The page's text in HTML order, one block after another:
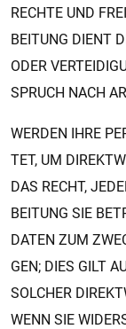
RECH­TE UND
BEI­TUNG DIENT
ODER
SPRUCH NACH
WER­DEN IHRE
TET, UM
DAS RECHT,
BEI­TUNG SIE
DATEN ZUM
GEN; DIES GILT
SOL­CHER
WENN SIE